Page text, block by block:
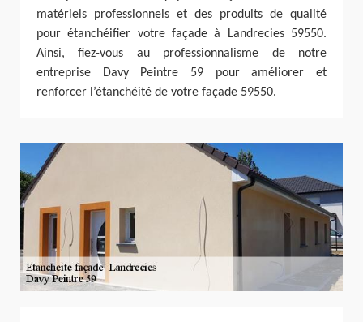
matériels professionnels et des produits de qualité
pour étanchéifier votre façade à Landrecies 59550.
Ainsi, fiez-vous au professionnalisme de notre
entreprise Davy Peintre 59 pour améliorer et
renforcer l’étanchéité de votre façade 59550.